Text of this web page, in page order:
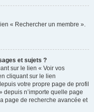
« Rechercher un membre ».
et sujets ?
sur le lien « Voir vos
cliquant sur le lien
votre propre page de profil
depuis n’importe quelle page
page de recherche avancée et